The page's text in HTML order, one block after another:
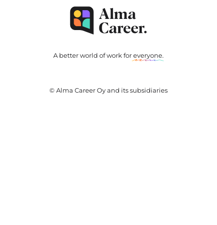
A better world of work foreveryone.
© Alma Career Oy and its subsidiaries